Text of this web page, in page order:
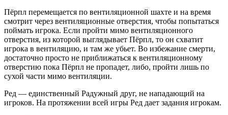
Пёрпл перемещается по вентиляционной шахте и на время
смотрит через вентиляционные отверстия, чтобы попытаться
поймать игрока. Если пройти мимо вентиляционного
отверстия, из которой выглядывает Пёрпл, то он схватит
игрока в вентиляцию, и там же убьет. Во избежание смерти,
достаточно просто не приближаться к вентиляционному
отверстию пока Пёрпл не пропадет, либо, пройти лишь по
сухой части мимо вентиляции.
Ред — единственный Радужный друг, не нападающий на
игроков. На протяжении всей игры Ред дает задания игрокам.